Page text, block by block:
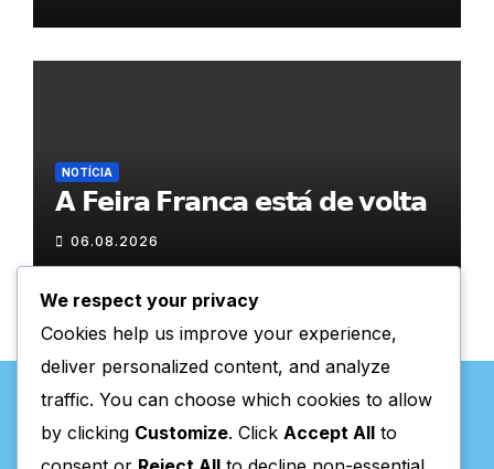
NOTÍCIA
𝗔 𝗙𝗲𝗶𝗿𝗮 𝗙𝗿𝗮𝗻𝗰𝗮 𝗲𝘀𝘁𝗮́ 𝗱𝗲 𝘃𝗼𝗹𝘁𝗮
06.08.2026
We respect your privacy
Cookies help us improve your experience,
deliver personalized content, and analyze
traffic. You can choose which cookies to allow
by clicking Customize. Click Accept All to